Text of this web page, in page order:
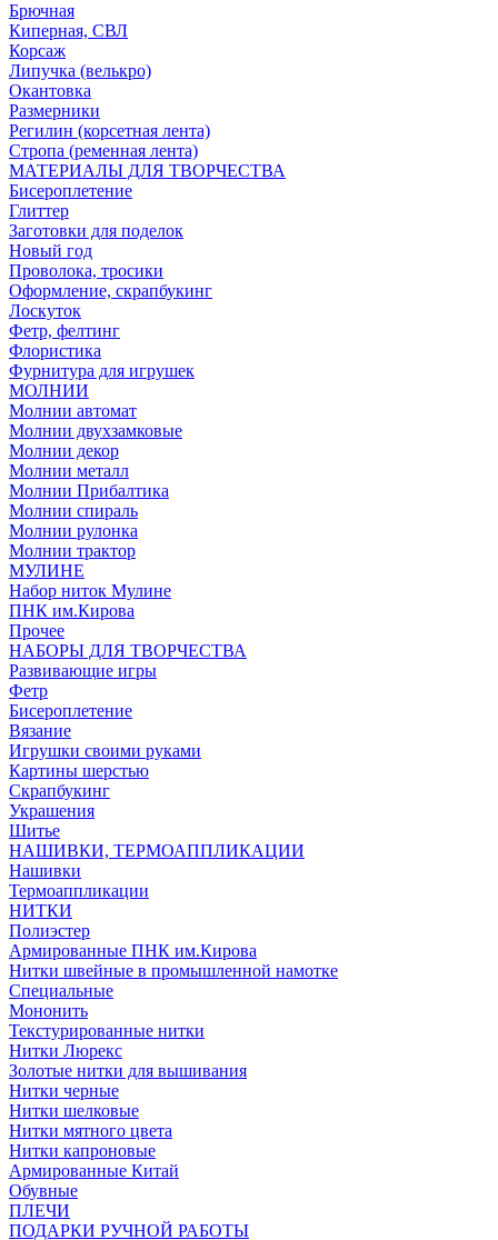
Брючная
Киперная, СВЛ
Корсаж
Липучка (велькро)
Окантовка
Размерники
Регилин (корсетная лента)
Стропа (ременная лента)
МАТЕРИАЛЫ ДЛЯ ТВОРЧЕСТВА
Бисероплетение
Глиттер
Заготовки для поделок
Новый год
Проволока, тросики
Оформление, скрапбукинг
Лоскуток
Фетр, фелтинг
Флористика
Фурнитура для игрушек
МОЛНИИ
Молнии автомат
Молнии двухзамковые
Молнии декор
Молнии металл
Молнии Прибалтика
Молнии спираль
Молнии рулонка
Молнии трактор
МУЛИНЕ
Набор ниток Мулине
ПНК им.Кирова
Прочее
НАБОРЫ ДЛЯ ТВОРЧЕСТВА
Развивающие игры
Фетр
Бисероплетение
Вязание
Игрушки своими руками
Картины шерстью
Скрапбукинг
Украшения
Шитье
НАШИВКИ, ТЕРМОАППЛИКАЦИИ
Нашивки
Термоаппликации
НИТКИ
Полиэстер
Армированные ПНК им.Кирова
Нитки швейные в промышленной намотке
Специальные
Мононить
Текстурированные нитки
Нитки Люрекс
Золотые нитки для вышивания
Нитки черные
Нитки шелковые
Нитки мятного цвета
Нитки капроновые
Армированные Китай
Обувные
ПЛЕЧИ
ПОДАРКИ РУЧНОЙ РАБОТЫ